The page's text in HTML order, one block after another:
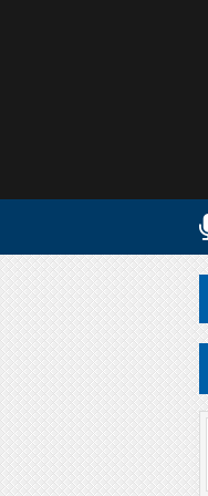
5 voto(s) - 1 Media
1
2
3
4
5